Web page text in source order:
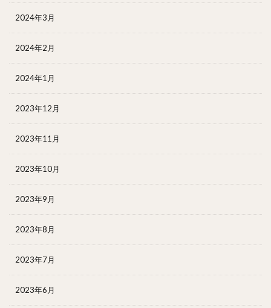
2024年3月
2024年2月
2024年1月
2023年12月
2023年11月
2023年10月
2023年9月
2023年8月
2023年7月
2023年6月